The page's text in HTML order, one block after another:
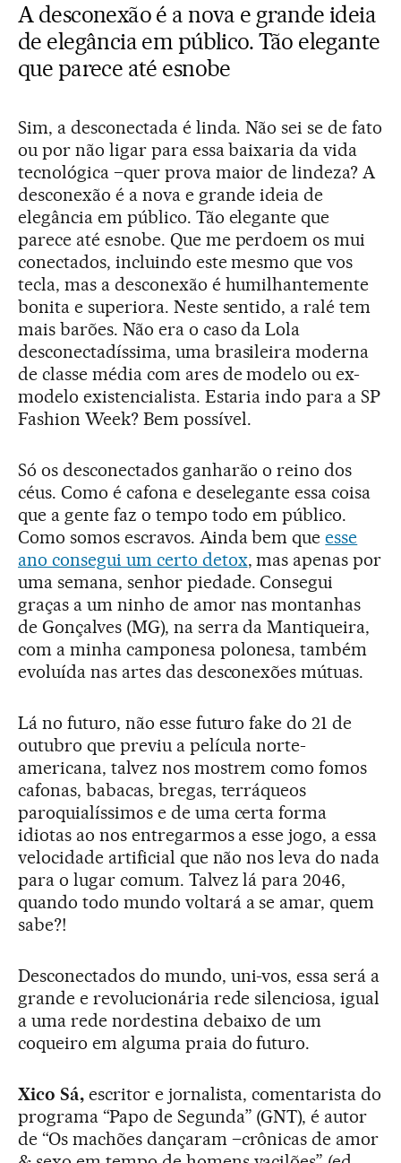
A desconexão é a nova e grande ideia
de elegância em público. Tão elegante
que parece até esnobe
Sim, a desconectada é linda. Não sei se de fato
ou por não ligar para essa baixaria da vida
tecnológica –quer prova maior de lindeza? A
desconexão é a nova e grande ideia de
elegância em público. Tão elegante que
parece até esnobe. Que me perdoem os mui
conectados, incluindo este mesmo que vos
tecla, mas a desconexão é humilhantemente
bonita e superiora. Neste sentido, a ralé tem
mais barões. Não era o caso da Lola
desconectadíssima, uma brasileira moderna
de classe média com ares de modelo ou ex-
modelo existencialista. Estaria indo para a SP
Fashion Week? Bem possível.
Só os desconectados ganharão o reino dos
céus. Como é cafona e deselegante essa coisa
que a gente faz o tempo todo em público.
Como somos escravos. Ainda bem queesse
ano consegui um certo detox, mas apenas por
uma semana, senhor piedade. Consegui
graças a um ninho de amor nas montanhas
de Gonçalves (MG), na serra da Mantiqueira,
com a minha camponesa polonesa, também
evoluída nas artes das desconexões mútuas.
Lá no futuro, não esse futuro fake do 21 de
outubro que previu a película norte-
americana, talvez nos mostrem como fomos
cafonas, babacas, bregas, terráqueos
paroquialíssimos e de uma certa forma
idiotas ao nos entregarmos a esse jogo, a essa
velocidade artificial que não nos leva do nada
para o lugar comum. Talvez lá para 2046,
quando todo mundo voltará a se amar, quem
sabe?!
Desconectados do mundo, uni-vos, essa será a
grande e revolucionária rede silenciosa, igual
a uma rede nordestina debaixo de um
coqueiro em alguma praia do futuro.
Xico Sá,escritor e jornalista, comentarista do
programa “Papo de Segunda” (GNT), é autor
de “Os machões dançaram –crônicas de amor